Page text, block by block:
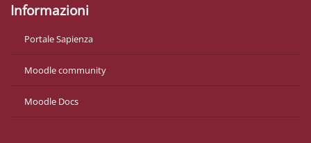
Informazioni
Portale Sapienza
Moodle community
Moodle Docs